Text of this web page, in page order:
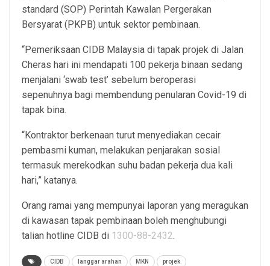
standard (SOP) Perintah Kawalan Pergerakan
Bersyarat (PKPB) untuk sektor pembinaan.
“Pemeriksaan CIDB Malaysia di tapak projek di Jalan
Cheras hari ini mendapati 100 pekerja binaan sedang
menjalani ‘swab test’ sebelum beroperasi
sepenuhnya bagi membendung penularan Covid-19 di
tapak bina.
“Kontraktor berkenaan turut menyediakan cecair
pembasmi kuman, melakukan penjarakan sosial
termasuk merekodkan suhu badan pekerja dua kali
hari,” katanya.
Orang ramai yang mempunyai laporan yang meragukan
di kawasan tapak pembinaan boleh menghubungi
talian hotline CIDB di 1300-88-2432.
CIDB langgar arahan MKN projek